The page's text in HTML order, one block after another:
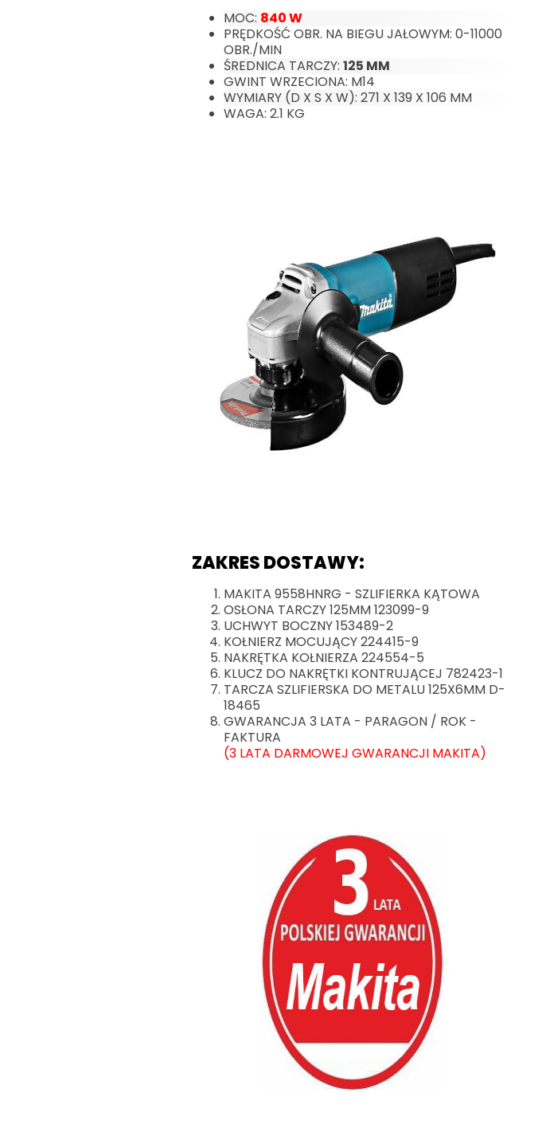
MOC: 840 W
PRĘDKOŚĆ OBR. NA BIEGU JAŁOWYM: 0-11000
OBR./MIN
ŚREDNICA TARCZY: 125 MM
GWINT WRZECIONA: M14
WYMIARY (D X S X W): 271 X 139 X 106 MM
WAGA: 2.1 KG
ZAKRES DOSTAWY:
MAKITA 9558HNRG - SZLIFIERKA KĄTOWA
OSŁONA TARCZY 125MM 123099-9
UCHWYT BOCZNY 153489-2
KOŁNIERZ MOCUJĄCY 224415-9
NAKRĘTKA KOŁNIERZA 224554-5
KLUCZ DO NAKRĘTKI KONTRUJĄCEJ 782423-1
TARCZA SZLIFIERSKA DO METALU 125X6MM D-
18465
GWARANCJA 3 LATA - PARAGON / ROK -
FAKTURA
(3 LATA DARMOWEJ GWARANCJI MAKITA)